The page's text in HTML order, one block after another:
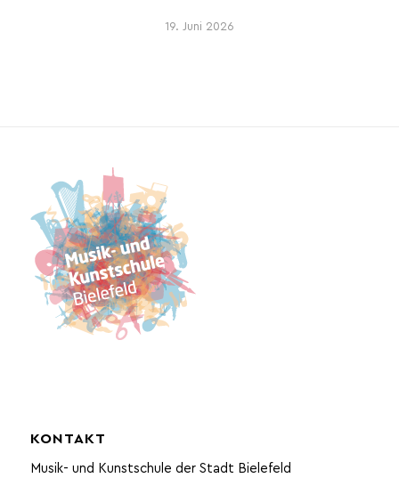
19. Juni 2026
KONTAKT
Musik- und Kunstschule der Stadt Bielefeld